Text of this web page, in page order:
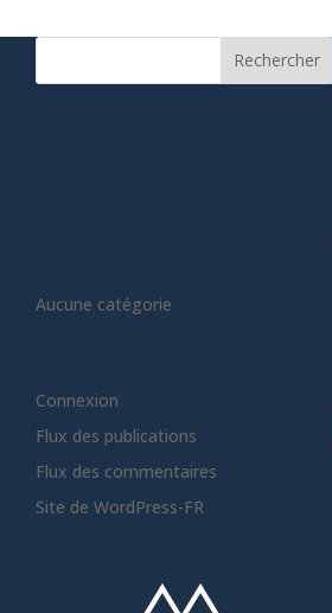
Aucune catégorie
Connexion
Flux des publications
Flux des commentaires
Site de WordPress-FR